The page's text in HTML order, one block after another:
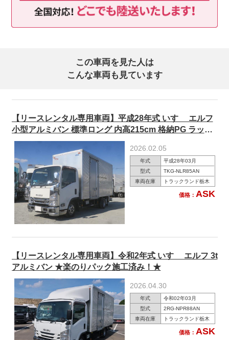
この車両を見た人は
こんな車両も見ています
【リースレンタル専用車両】平成28年式 いすゞ エルフ
小型アルミバン 標準ロング 内高215cm 格納PG ラッシ
ングレール2段 150馬力★R8年4月迄車検付★
2026.02.05
年式
平成28年03月
型式
TKG-NLR85AN
車両在庫
トラックランド栃木
価格： ASK
【リースレンタル専用車両】令和2年式 いすゞ エルフ 3t
アルミバン ★楽のりパック施工済み！★
2026.04.30
年式
令和02年03月
型式
2RG-NPR88AN
車両在庫
トラックランド栃木
価格： ASK